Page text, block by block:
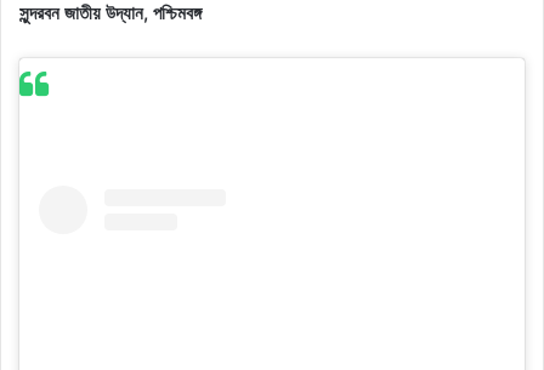
সুন্দরবন জাতীয় উদ্যান, পশ্চিমবঙ্গ